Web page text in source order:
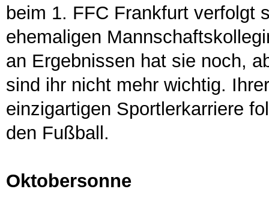
beim 1. FFC Frankfurt verfolgt
ehemaligen
an Ergebnissen hat sie noch,
sind ihr nicht mehr wichtig.
einzigartigen Sportlerkarriere
den Fußball.
Oktobersonne